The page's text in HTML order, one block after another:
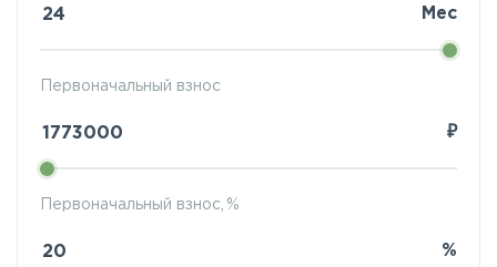
Первоначальный взнос
₽
Мес
Первоначальный взнос, %
%